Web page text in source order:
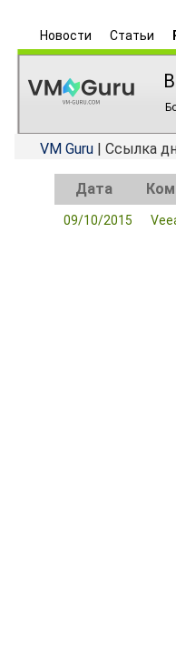
Новости Статьи
VM Guru | Ссылка
Дата
09/10/2015